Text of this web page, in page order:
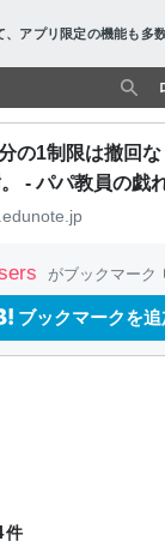
アプリ限定の機能も多数
の1制限は撤回
- パパ教員の戯
がブックマーク
ブックマークを追
件